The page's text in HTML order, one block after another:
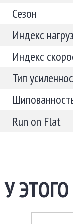
Сезон
Индекс
Индекс
Тип
Run on Flat
У